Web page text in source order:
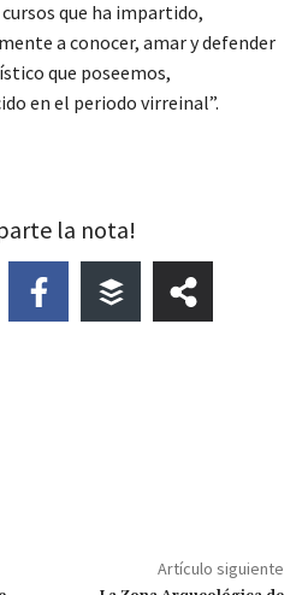
que ha impartido,
a conocer, amar y defender
que poseemos,
en el periodo virreinal”.
la nota!
Artículo siguiente